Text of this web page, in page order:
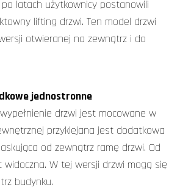
latach użytkownicy postanowili
lifting drzwi. Ten model drzwi
otwieranej na zewnątrz i do
jednostronne
drzwi jest mocowane w
przyklejana jest dodatkowa
od zewnątrz ramę drzwi. Od
W tej wersji drzwi mogą się
budynku.